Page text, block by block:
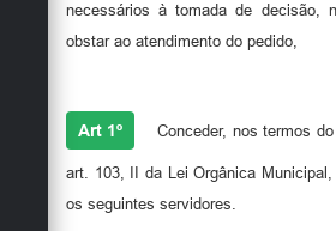
Secretarias
necessários à tomada de decisão,
obstar ao atendimento do pedido,
Art 1º Conceder, nos termos
art. 103, II da Lei Orgânica Municipal,
os seguintes servidores.